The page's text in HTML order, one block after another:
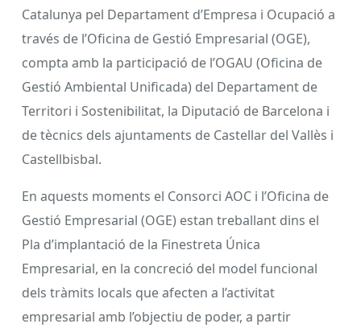
Catalunya pel Departament d’Empresa i Ocupació a
través de l’Oficina de Gestió Empresarial (OGE),
compta amb la participació de l’OGAU (Oficina de
Gestió Ambiental Unificada) del Departament de
Territori i Sostenibilitat, la Diputació de Barcelona i
de tècnics dels ajuntaments de Castellar del Vallès i
Castellbisbal.
En aquests moments el Consorci AOC i l’Oficina de
Gestió Empresarial (OGE) estan treballant dins el
Pla d’implantació de la Finestreta Única
Empresarial, en la concreció del model funcional
dels tràmits locals que afecten a l’activitat
empresarial amb l’objectiu de poder, a partir